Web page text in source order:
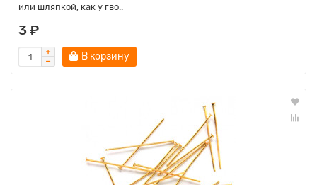
или шляпкой, как у гво..
3 ₽
В корзину